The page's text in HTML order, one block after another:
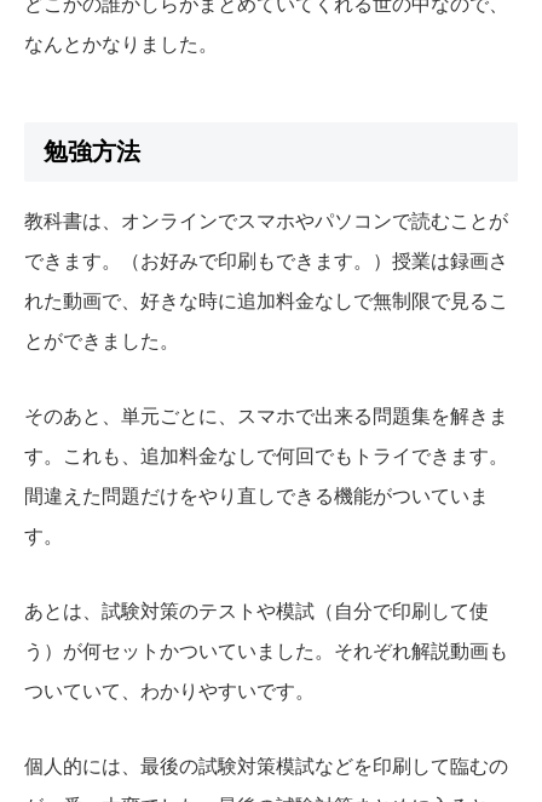
どこかの誰かしらがまとめていてくれる世の中なので、
なんとかなりました。
勉強方法
教科書は、オンラインでスマホやパソコンで読むことが
できます。（お好みで印刷もできます。）授業は録画さ
れた動画で、好きな時に追加料金なしで無制限で見るこ
とができました。
そのあと、単元ごとに、スマホで出来る問題集を解きま
す。これも、追加料金なしで何回でもトライできます。
間違えた問題だけをやり直しできる機能がついていま
す。
あとは、試験対策のテストや模試（自分で印刷して使
う）が何セットかついていました。それぞれ解説動画も
ついていて、わかりやすいです。
個人的には、最後の試験対策模試などを印刷して臨むの